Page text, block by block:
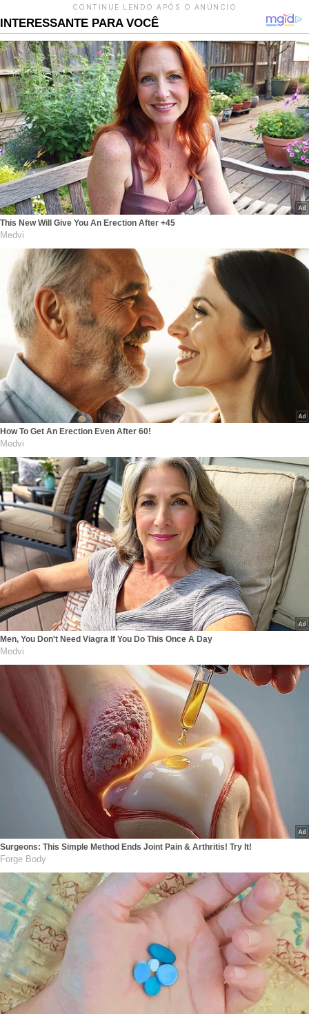
CONTINUE LENDO APÓS O ANÚNCIO
INTERESSANTE PARA VOCÊ
This New Will Give You An Erection After +45
Medvi
How To Get An Erection Even After 60!
Medvi
Men, You Don't Need Viagra If You Do This Once A Day
Medvi
Surgeons: This Simple Method Ends Joint Pain & Arthritis! Try It!
Forge Body